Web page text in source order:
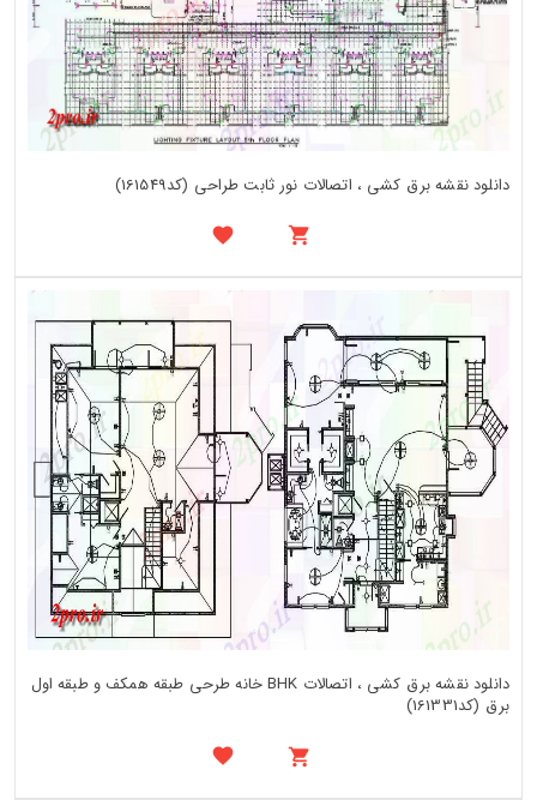
دانلود نقشه برق کشی ، اتصالات نور ثابت طراحی (کد161549)
دانلود نقشه برق کشی ، اتصالات BHK خانه طرحی طبقه همکف و طبقه اول
برق (کد161331)